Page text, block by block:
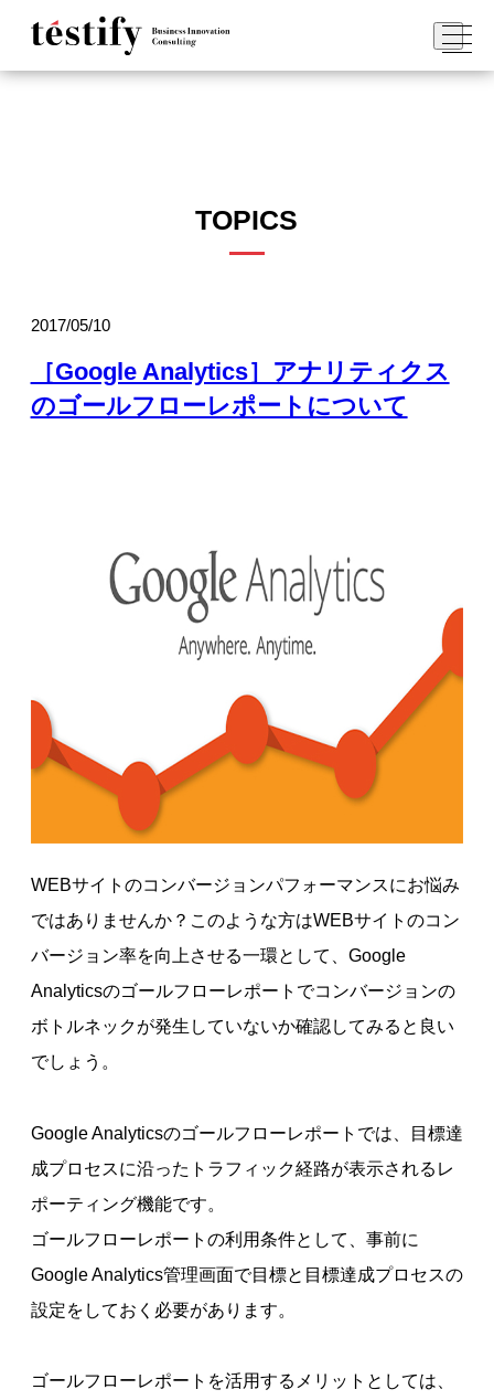
TOPICS
2017/05/10
［Google Analytics］アナリティクス
のゴールフローレポートについて
WEBサイトのコンバージョンパフォーマンスにお悩み
ではありませんか？このような方はWEBサイトのコン
バージョン率を向上させる一環として、Google
Analyticsのゴールフローレポートでコンバージョンの
ボトルネックが発生していないか確認してみると良い
でしょう。
Google Analyticsのゴールフローレポートでは、目標達
成プロセスに沿ったトラフィック経路が表示されるレ
ポーティング機能です。
ゴールフローレポートの利用条件として、事前に
Google Analytics管理画面で目標と目標達成プロセスの
設定をしておく必要があります。
ゴールフローレポートを活用するメリットとしては、